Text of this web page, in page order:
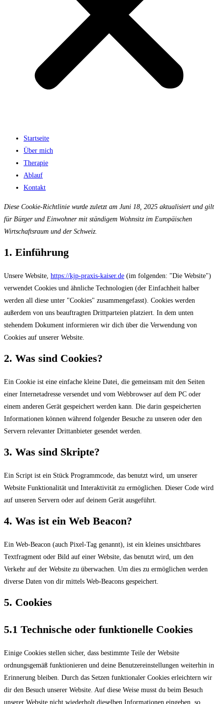
Startseite
Über mich
Therapie
Ablauf
Kontakt
Diese Cookie-Richtlinie wurde zuletzt am Juni 18, 2025 aktualisiert und gilt
für Bürger und Einwohner mit ständigem Wohnsitz im Europäischen
Wirtschaftsraum und der Schweiz.
1. Einführung
Unsere Website, https://kjp-praxis-kaiser.de (im folgenden: "Die Website")
verwendet Cookies und ähnliche Technologien (der Einfachheit halber
werden all diese unter "Cookies" zusammengefasst). Cookies werden
außerdem von uns beauftragten Drittparteien platziert. In dem unten
stehendem Dokument informieren wir dich über die Verwendung von
Cookies auf unserer Website.
2. Was sind Cookies?
Ein Cookie ist eine einfache kleine Datei, die gemeinsam mit den Seiten
einer Internetadresse versendet und vom Webbrowser auf dem PC oder
einem anderen Gerät gespeichert werden kann. Die darin gespeicherten
Informationen können während folgender Besuche zu unseren oder den
Servern relevanter Drittanbieter gesendet werden.
3. Was sind Skripte?
Ein Script ist ein Stück Programmcode, das benutzt wird, um unserer
Website Funktionalität und Interaktivität zu ermöglichen. Dieser Code wird
auf unseren Servern oder auf deinem Gerät ausgeführt.
4. Was ist ein Web Beacon?
Ein Web-Beacon (auch Pixel-Tag genannt), ist ein kleines unsichtbares
Textfragment oder Bild auf einer Website, das benutzt wird, um den
Verkehr auf der Website zu überwachen. Um dies zu ermöglichen werden
diverse Daten von dir mittels Web-Beacons gespeichert.
5. Cookies
5.1 Technische oder funktionelle Cookies
Einige Cookies stellen sicher, dass bestimmte Teile der Website
ordnungsgemäß funktionieren und deine Benutzereinstellungen weiterhin in
Erinnerung bleiben. Durch das Setzen funktionaler Cookies erleichtern wir
dir den Besuch unserer Website. Auf diese Weise musst du beim Besuch
unserer Website nicht wiederholt dieselben Informationen eingeben, so